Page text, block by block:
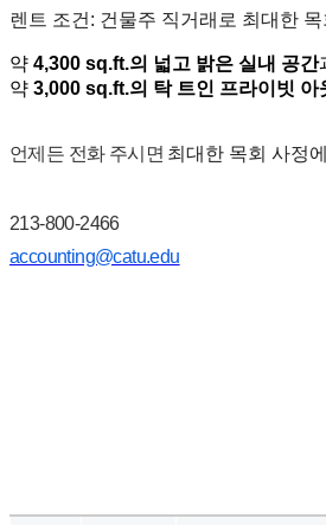
만
어
플
리
후
가
시
렌트 조건 : 건물주 직거래로 최대한 목
약 4,300 sq.ft.의 넓고 밝은 실내 공간
약 3,000 sq.ft.의 탁 트인 프라이빗 아
언제든 전화 주시면 최대한 목회 사정에
213-800-2466
accounting@catu.edu